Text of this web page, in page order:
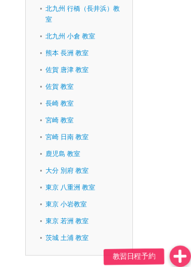
北九州 行橋（長井浜）教
室
北九州 小倉 教室
熊本 長洲 教室
佐賀 唐津 教室
佐賀 教室
長崎 教室
宮崎 教室
宮崎 日南 教室
鹿児島 教室
大分 別府 教室
東京 八重洲 教室
東京 小岩教室
東京 若洲 教室
茨城 土浦 教室